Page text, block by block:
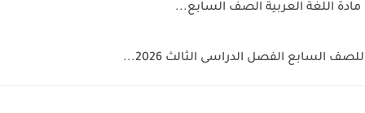
اللغة العربية الصف السابع...
السابع الفصل الدراسى الثالث 2026...